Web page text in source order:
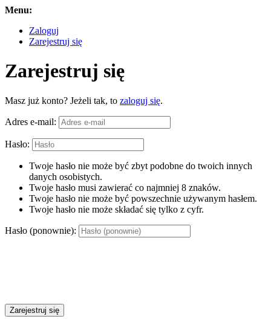
Menu:
Zaloguj
Zarejestruj się
Zarejestruj się
Masz już konto? Jeżeli tak, to zaloguj się.
Adres e-mail:
Hasło:
Twoje hasło nie może być zbyt podobne do twoich innych
danych osobistych.
Twoje hasło musi zawierać co najmniej 8 znaków.
Twoje hasło nie może być powszechnie używanym hasłem.
Twoje hasło nie może składać się tylko z cyfr.
Hasło (ponownie):
Zarejestruj się